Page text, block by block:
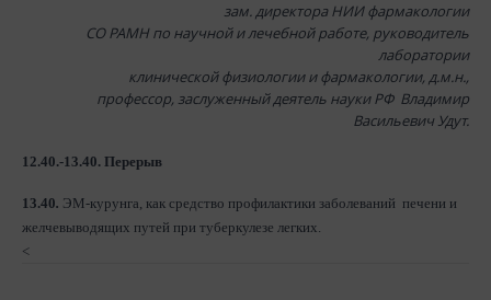
зам. директора НИИ фармакологии
СО РАМН по научной и лечебной работе, руководитель
лаборатории
клинической физиологии и фармакологии, д.м.н.,
профессор, заслуженный деятель науки РФ Владимир
Васильевич Удут.
12.40.-13.40. Перерыв
13.40. ЭМ-курунга, как средство профилактики заболеваний печени и
желчевыводящих путей при туберкулезе легких.
<